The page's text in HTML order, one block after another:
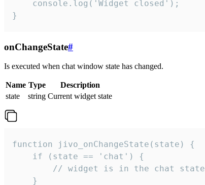
    console.log('Widget closed');
}
onChangeState#
Is executed when chat window state has changed.
Name Type
Description
state
string Current widget state
function jivo_onChangeState(state) {
    if (state == 'chat') {
        // widget is in the chat state
    }